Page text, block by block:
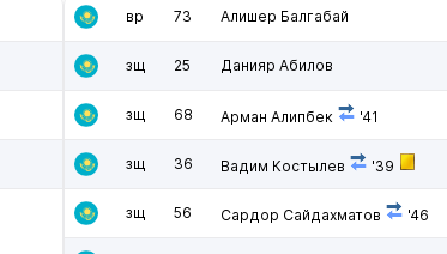
вр 73 Алишер Балгабай
зщ 25 Данияр Абилов
зщ 68 Арман Алипбек '41
зщ 36 Вадим Костылев '39
зщ 56 Сардор Сайдахматов '46